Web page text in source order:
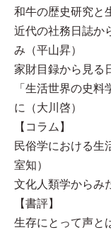
和牛の歴史研究と
近代の社務日誌か
み（平山昇）
家財目録から見る
「生活世界の史
に（大川啓）
【コラム】
民俗学における
室知）
文化人類学からみ
【書評】
生存にとって声と